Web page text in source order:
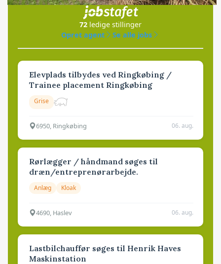
72 ledige stillinger
Opret agent
Se alle jobs
Elevplads tilbydes ved Ringkøbing /
Trainee placement Ringkøbing
Grise
6950, Ringkøbing 06. aug.
Rørlægger / håndmand søges til
dræn/entreprenørarbejde.
Anlæg Kloak
4690, Haslev 06. aug.
Lastbilchauffør søges til Henrik Haves
Maskinstation